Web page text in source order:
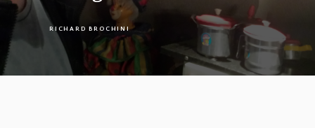
RICHARD BROCHINI